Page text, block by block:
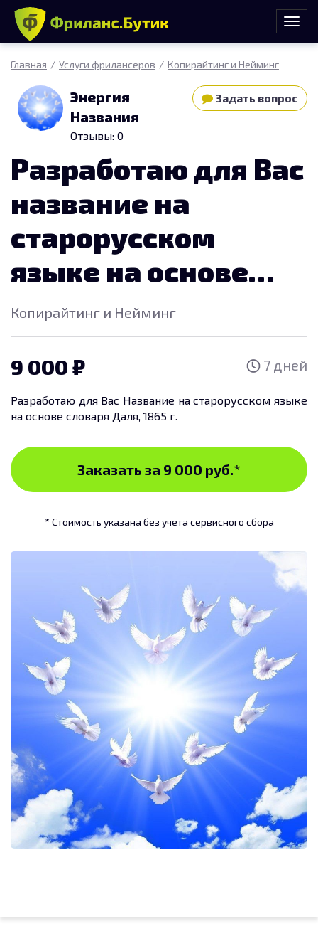
Главная Услуги фрилансеров Копирайтинг и Нейминг
Задать вопрос
Энергия
Названия
Отзывы: 0
Разработаю для Вас
название на
старорусском
языке на основе
словаря Даля, 1865
г.
Копирайтинг и Нейминг
9 000 7 дней
Разработаю для Вас Название на старорусском языке
на основе словаря Даля, 1865 г.
Заказать за 9 000 руб.*
* Стоимость указана без учета сервисного сбора